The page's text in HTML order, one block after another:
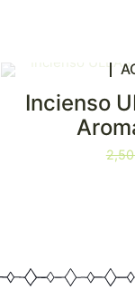
EN OFERTA
Incienso